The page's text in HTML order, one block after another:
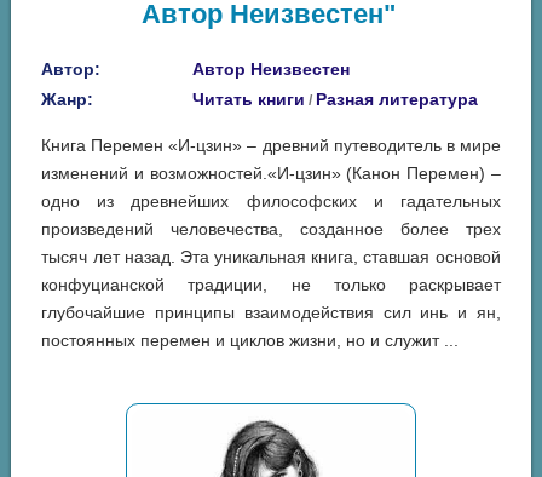
Автор Неизвестен"
Автор:
Автор Неизвестен
Жанр:
Читать книги / Разная литература
Книга Перемен «И-цзин» – древний путеводитель в мире
изменений и возможностей.«И-цзин» (Канон Перемен) –
одно из древнейших философских и гадательных
произведений человечества, созданное более трех
тысяч лет назад. Эта уникальная книга, ставшая основой
конфуцианской традиции, не только раскрывает
глубочайшие принципы взаимодействия сил инь и ян,
постоянных перемен и циклов жизни, но и служит ...